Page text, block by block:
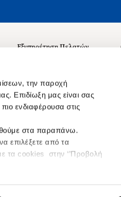
την παροχή
Επιδίωξη μας είναι σας
ενδιαφέρουσα στις
στα παραπάνω.
επιλέξετε από τα
τα cookies στην ‘’Προβολή
Εξυπηρέτηση Πελατών
B2B
Δικαίωμα Υπαναχώρησης